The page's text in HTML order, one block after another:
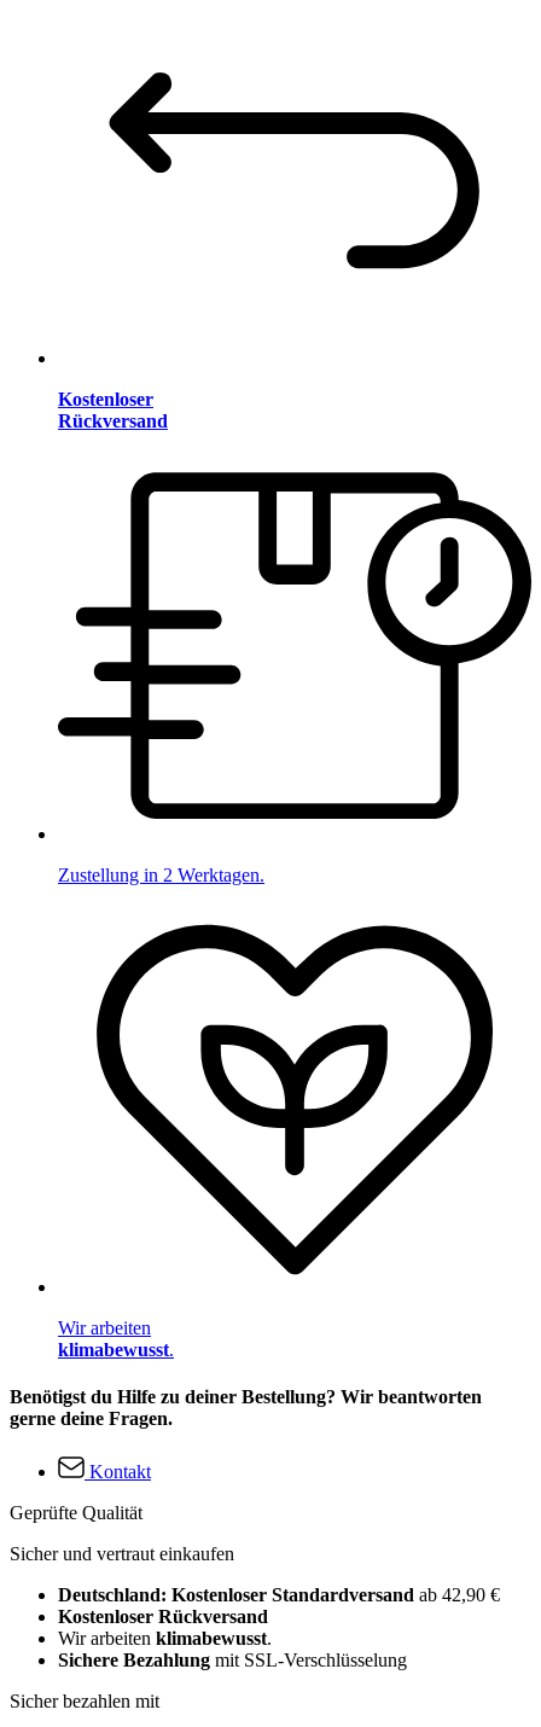
Kostenloser
Rückversand
Zustellung in 2 Werktagen.
Wir arbeiten
klimabewusst.
Benötigst du Hilfe zu deiner Bestellung? Wir beantworten
gerne deine Fragen.
Kontakt
Geprüfte Qualität
Sicher und vertraut einkaufen
Deutschland: Kostenloser Standardversand ab 42,90 €
Kostenloser Rückversand
Wir arbeiten klimabewusst.
Sichere Bezahlung mit SSL-Verschlüsselung
Sicher bezahlen mit